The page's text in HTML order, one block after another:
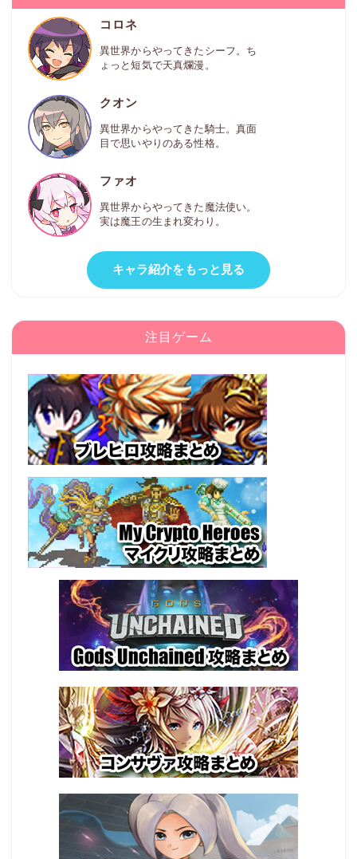
コロネ
異世界からやってきたシーフ。ち
ょっと短気で天真爛漫。
クオン
異世界からやってきた騎士。真面
目で思いやりのある性格。
ファオ
異世界からやってきた魔法使い。
実は魔王の生まれ変わり。
キャラ紹介をもっと見る
注目ゲーム